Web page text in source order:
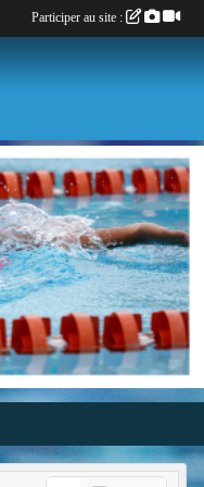
Participer au site :